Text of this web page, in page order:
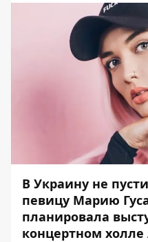
В Украину не
певицу Марию
планировала
концертном холле